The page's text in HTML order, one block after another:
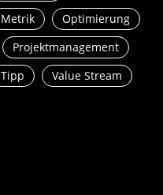
Metrik
Optimierung
Projektmanagement
Tipp
Value Stream